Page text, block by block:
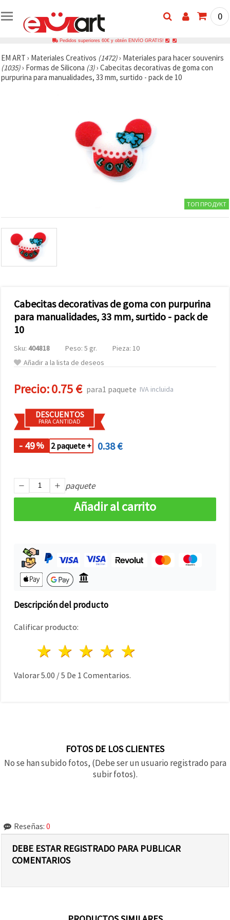
0
Pedidos superiores 60€ y obtén ENVÍO GRATIS!
EM ART › Materiales Creativos (1472)› Materiales para hacer souvenirs
(1035)› Formas de Silicona (3)› Cabecitas decorativas de goma con
purpurina para manualidades, 33 mm, surtido - pack de 10
ТОП ПРОДУКТ
Cabecitas decorativas de goma con purpurina
para manualidades, 33 mm, surtido - pack de
10
Sku: 404818 Peso: 5 gr.
Pieza: 10
Añadir a la lista de deseos
Precio:0.75 € para1 paquete IVA incluida
DESCUENTOS
PARA CANTIDAD
- 49% 2 paquete + 0.38 €
paquete
Añadir al carrito
Descripción del producto
Calificar producto:
4 estrellas
3 estrellas
2 estrellas
1 estrella
Valorar5.00 /5 De 1 Comentarios.
FOTOS DE LOS CLIENTES
No se han subido fotos, (Debe ser un usuario registrado para
subir fotos).
Reseñas: 0
DEBE ESTAR REGISTRADO PARA PUBLICAR
COMENTARIOS